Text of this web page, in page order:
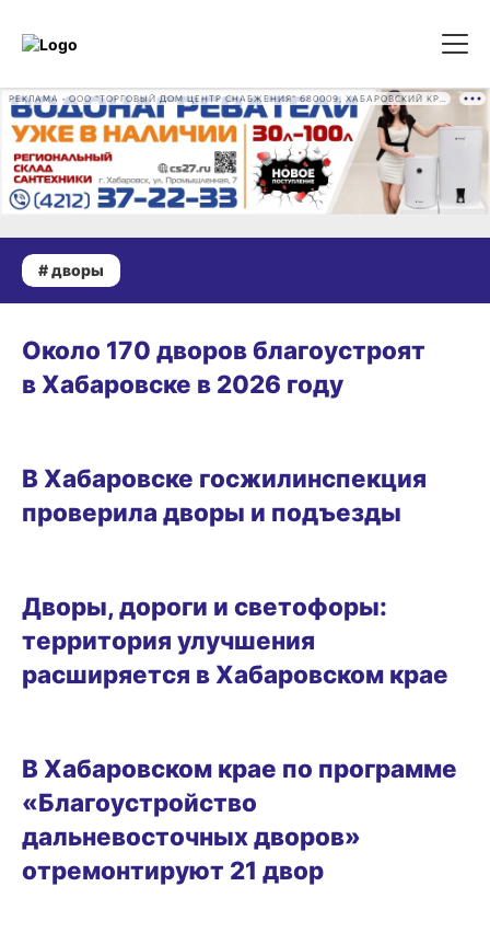
# дворы
Около 170 дворов благоустроят
в Хабаровске в 2026 году
В Хабаровске госжилинспекция
проверила дворы и подъезды
Дворы, дороги и светофоры:
территория улучшения
расширяется в Хабаровском крае
В Хабаровском крае по программе
«Благоустройство
дальневосточных дворов»
отремонтируют 21 двор